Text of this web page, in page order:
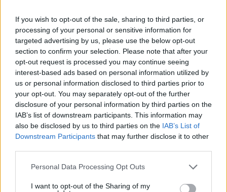
If you wish to opt-out of the sale, sharing to third parties, or
processing of your personal or sensitive information for
targeted advertising by us, please use the below opt-out
section to confirm your selection. Please note that after your
opt-out request is processed you may continue seeing
interest-based ads based on personal information utilized by
us or personal information disclosed to third parties prior to
your opt-out. You may separately opt-out of the further
disclosure of your personal information by third parties on the
IAB’s list of downstream participants. This information may
also be disclosed by us to third parties on the IAB’s List of
Downstream Participants that may further disclose it to other
Please note that this website/app uses one or more Google
not limited to your visit or usage behaviour. You may click to
Personal Data Processing Opt Outs
I want to opt-out of the Sharing of my
Απομένουν 2500